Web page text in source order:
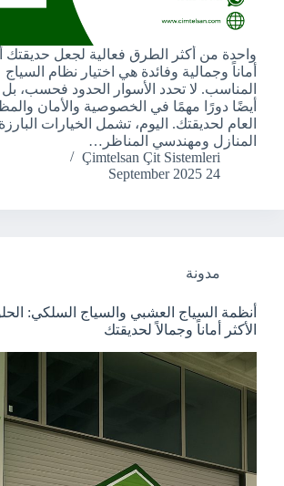
واحدة من أكثر الطرق فعالية لجعل حديقتك
أماناً وجمالية وفائدة هي اختيار نظام السياج
المناسب. لا تحدد الأسوار الحدود فحسب،
أيضًا دورًا مهمًا في الخصوصية والأمان
العام لحديقتك. اليوم، تشمل الخيارات
المنازل ومهندسي المناظر…
Çimtelsan Çit Sistemleri
24 September 2025
مدونة
أنظمة السياج العشبي والسياج السلكي:
الأكثر أماناً وجمالاً لحديقتك